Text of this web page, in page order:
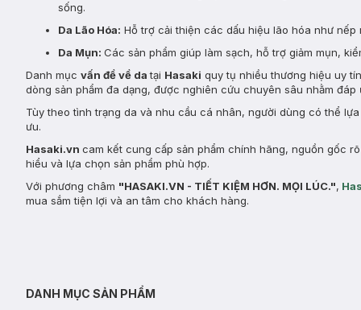
sống.
Da Lão Hóa: Hỗ trợ cải thiện các dấu hiệu lão hóa như
Da Mụn: Các sản phẩm giúp làm sạch, hỗ trợ giảm mụn,
Danh mục vấn đề về datại Hasaki quy tụ nhiều thương hiệu uy
dòng sản phẩm đa dạng, được nghiên cứu chuyên sâu nhằm
Tùy theo tình trạng da và nhu cầu cá nhân, người dùng có thể
ưu.
Hasaki.vn cam kết cung cấp sản phẩm chính hãng, nguồn gốc
hiểu và lựa chọn sản phẩm phù hợp.
Với phương châm "HASAKI.VN - TIẾT KIỆM HƠN. MỌI LÚC.",
mua sắm tiện lợi và an tâm cho khách hàng.
DANH MỤC SẢN PHẨM